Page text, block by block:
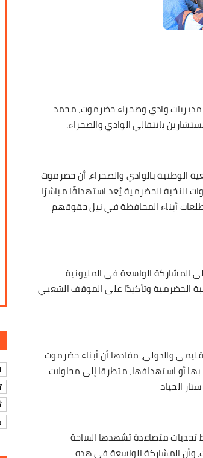
مديريات وادي وصحراء حضرموت، محمد
بانتقالي الوادي والصحراء.
الوطنية بالوادي والصحراء، أن حضرموت
النخبة الحضرمية يُعد استهدافًا مباشرًا
أبناء المحافظة في نيل حقوقهم
المشاركة الواسعة في المليونية
24 أبريل، دعماً لقوات النخبة الحضرمية وتأكيدًا على الموقف الشعبي
والدولي، مفادها أن أبناء حضرموت
أو استهدافها، متطرقا إلى محاولات
الحياد.
تحديات متصاعدة تشهدها الساحة
وأن المشاركة الواسعة في هذه